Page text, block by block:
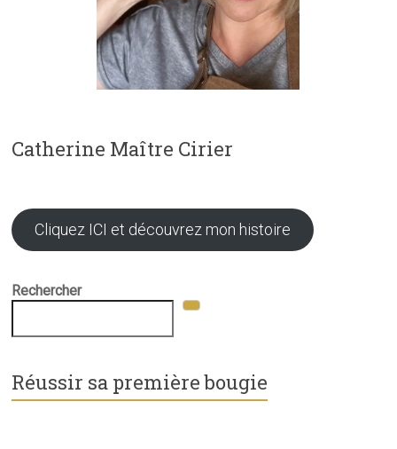
Catherine Maître Cirier
Cliquez ICI et découvrez mon histoire
Rechercher
Réussir sa première bougie